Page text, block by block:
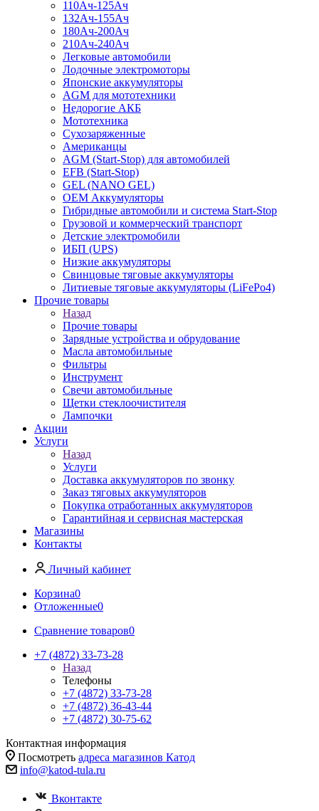
110Ач-125Ач
132Ач-155Ач
180Ач-200Ач
210Ач-240Ач
Легковые автомобили
Лодочные электромоторы
Японские аккумуляторы
AGM для мототехники
Недорогие АКБ
Мототехника
Сухозаряженные
Американцы
AGM (Start-Stop) для автомобилей
EFB (Start-Stop)
GEL (NANO GEL)
OEM Аккумуляторы
Гибридные автомобили и система Start-Stop
Грузовой и коммерческий транспорт
Детские электромобили
ИБП (UPS)
Низкие аккумуляторы
Свинцовые тяговые аккумуляторы
Литиевые тяговые аккумуляторы (LiFePo4)
Прочие товары
Назад
Прочие товары
Зарядные устройства и обрудование
Масла автомобильные
Фильтры
Инструмент
Свечи автомобильные
Щетки стеклоочистителя
Лампочки
Акции
Услуги
Назад
Услуги
Доставка аккумуляторов по звонку
Заказ тяговых аккумуляторов
Покупка отработанных аккумуляторов
Гарантийная и сервисная мастерская
Магазины
Контакты
Личный кабинет
Корзина0
Отложенные0
Сравнение товаров0
+7 (4872) 33-73-28
Назад
Телефоны
+7 (4872) 33-73-28
+7 (4872) 36-43-44
+7 (4872) 30-75-62
Контактная информация
Посмотреть адреса магазинов Катод
info@katod-tula.ru
Вконтакте